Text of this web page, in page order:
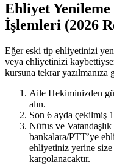
Ehliyet
İşlemleri (2026
Eğer eski tip ehliyetinizi
veya ehliyetinizi
kursuna tekrar yazılmanıza
Aile Hekiminizden
alın.
Son 6 ayda çekilmiş
Nüfus ve
bankalara/PTT’ye
ehliyetiniz yerine
kargolanacaktır.